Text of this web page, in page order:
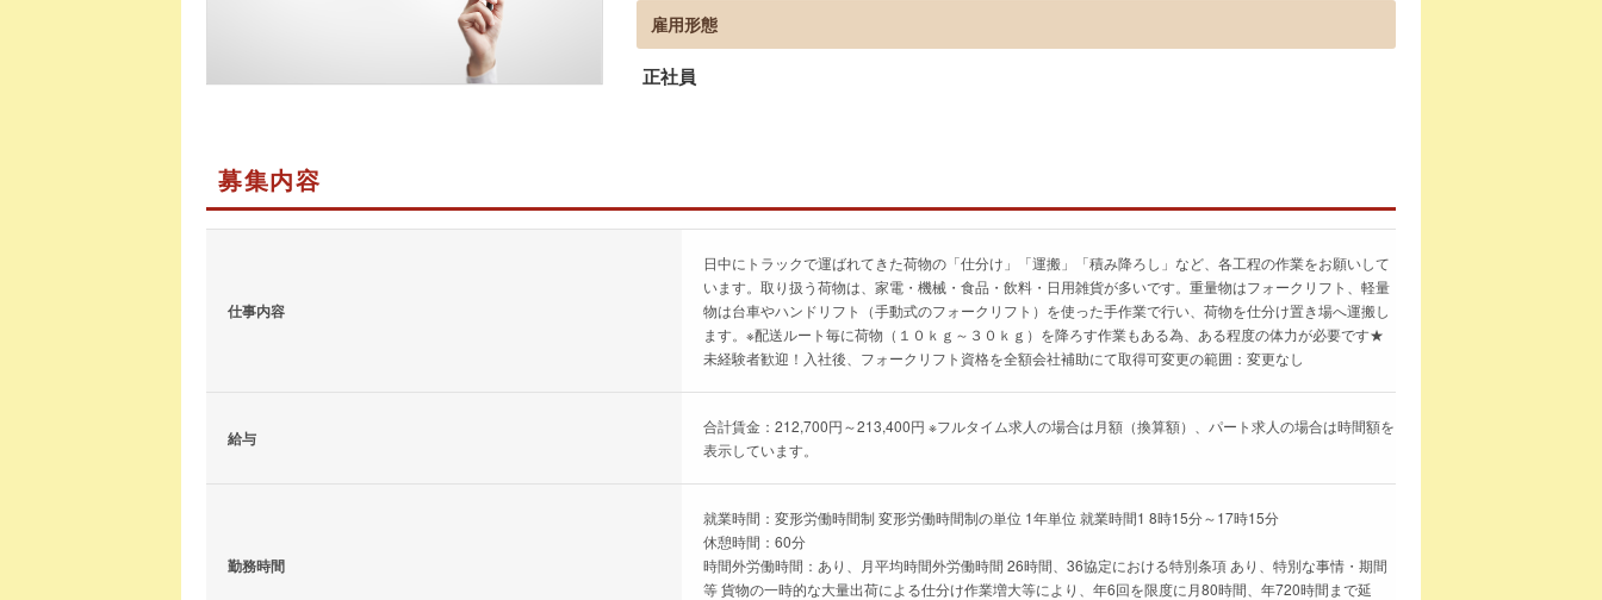
雇用形態
正社員
募集内容
仕事内容
日中にトラックで運ばれてきた荷物の「仕分け」「運搬」「積み降ろし」など、各工程の作業をお願いして
います。取り扱う荷物は、家電・機械・食品・飲料・日用雑貨が多いです。重量物はフォークリフト、軽量
物は台車やハンドリフト（手動式のフォークリフト）を使った手作業で行い、荷物を仕分け置き場へ運搬し
ます。※配送ルート毎に荷物（１０ｋｇ～３０ｋｇ）を降ろす作業もある為、ある程度の体力が必要です★
未経験者歓迎！入社後、フォークリフト資格を全額会社補助にて取得可変更の範囲：変更なし
給与
合計賃金：212,700円～213,400円 ※フルタイム求人の場合は月額（換算額）、パート求人の場合は時間額を
表示しています。
勤務時間
就業時間：変形労働時間制 変形労働時間制の単位 1年単位 就業時間1 8時15分～17時15分
休憩時間：60分
時間外労働時間：あり、月平均時間外労働時間 26時間、36協定における特別条項 あり、特別な事情・期間
等 貨物の一時的な大量出荷による仕分け作業増大等により、年6回を限度に月80時間、年720時間まで延